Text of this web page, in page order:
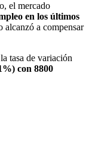
el mercado
en los últimos
alcanzó a compensar
tasa de variación
con 8800